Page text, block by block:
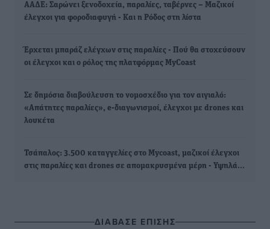
ΑΑΔΕ: Σαρώνει ξενοδοχεία, παραλίες, ταβέρνες – Μαζικοί
έλεγχοι για φοροδιαφυγή - Και η Ρόδος στη λίστα
Έρχεται μπαράζ ελέγχων στις παραλίες - Πού θα στοχεύσουν
οι έλεγχοι και ο ρόλος της πλατφόρμας MyCoast
Σε δημόσια διαβούλευση το νομοσχέδιο για τον αιγιαλό:
«Απάτητες παραλίες», e-διαγωνισμοί, έλεγχοι με drones και
λουκέτα
Τσάπαλος: 3.500 καταγγελίες στο Mycoast, μαζικοί έλεγχοι
στις παραλίες και drones σε απομακρυσμένα μέρη - Υψηλά…
ΔΙΑΒΑΣΕ ΕΠΙΣΗΣ